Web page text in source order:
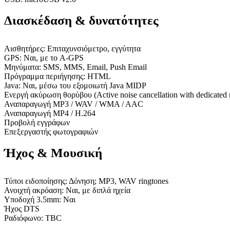
Διασκέδαση & δυνατότητες
Αισθητήρες: Επιταχυνσιόμετρο, εγγύτητα
GPS: Ναι, με το A-GPS
Μηνύματα: SMS, MMS, Email, Push Email
Πρόγραμμα περιήγησης: HTML
Java: Ναι, μέσω του εξομοιωτή Java MIDP
Ενεργή ακύρωση θορύβου (Active noise cancellation with dedicated
Αναπαραγωγή MP3 / WAV / WMA / AAC
Αναπαραγωγή MP4 / H.264
Προβολή εγγράφων
Επεξεργαστής φωτογραφιών
Ήχος & Μουσική
Τύποι ειδοποίησης: Δόνηση; MP3, WAV ringtones
Ανοιχτή ακρόαση: Ναι, με διπλά ηχεία
Υποδοχή 3.5mm: Ναι
Ήχος DTS
Ραδιόφωνο: TBC